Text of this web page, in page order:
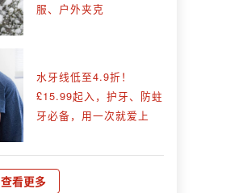
服、户外夹克
水牙线低至4.9折！
£15.99起入，护牙、防蛀
牙必备，用一次就爱上
查看更多